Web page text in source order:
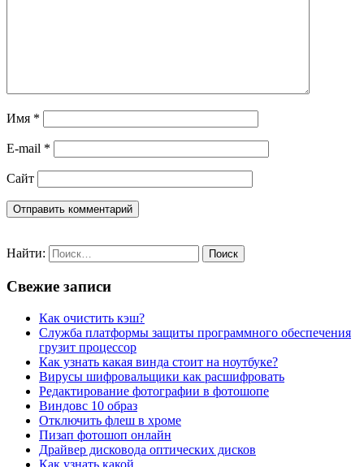
Имя *
E-mail *
Сайт
Найти:
Свежие записи
Как очистить кэш?
Служба платформы защиты программного обеспечения
грузит процессор
Как узнать какая винда стоит на ноутбуке?
Вирусы шифровальщики как расшифровать
Редактирование фотографии в фотошопе
Виндовс 10 образ
Отключить флеш в хроме
Пизап фотошоп онлайн
Драйвер дисковода оптических дисков
Как узнать какой